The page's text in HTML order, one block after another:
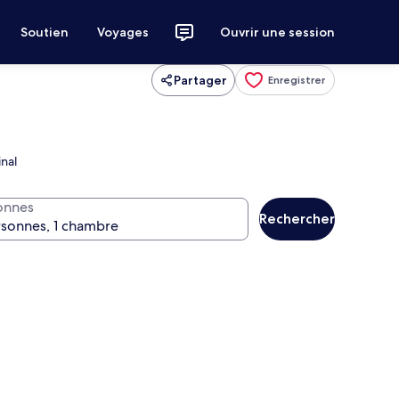
Soutien Voyages Ouvrir une session
Partager Enregistrer
Rechercher